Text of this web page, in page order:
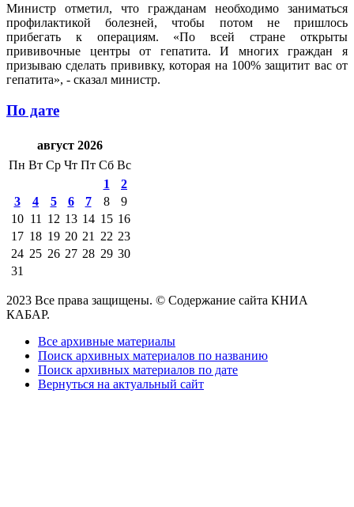
Министр отметил, что гражданам необходимо заниматься
профилактикой болезней, чтобы потом не пришлось
прибегать к операциям. «По всей стране открыты
прививочные центры от гепатита. И многих граждан я
призываю сделать прививку, которая на 100% защитит вас от
гепатита», - сказал министр.
По дате
август 2026
Пн Вт Ср Чт Пт Сб Вс
1
2
3
4 5 6 7 8
9
10 11 12 13 14 15 16
17 18 19 20 21 22 23
24 25 26 27 28 29 30
31
2023 Все права защищены. © Содержание сайта КНИА
КАБАР.
Все архивные материалы
Поиск архивных материалов по названию
Поиск архивных материалов по дате
Вернуться на актуальный сайт